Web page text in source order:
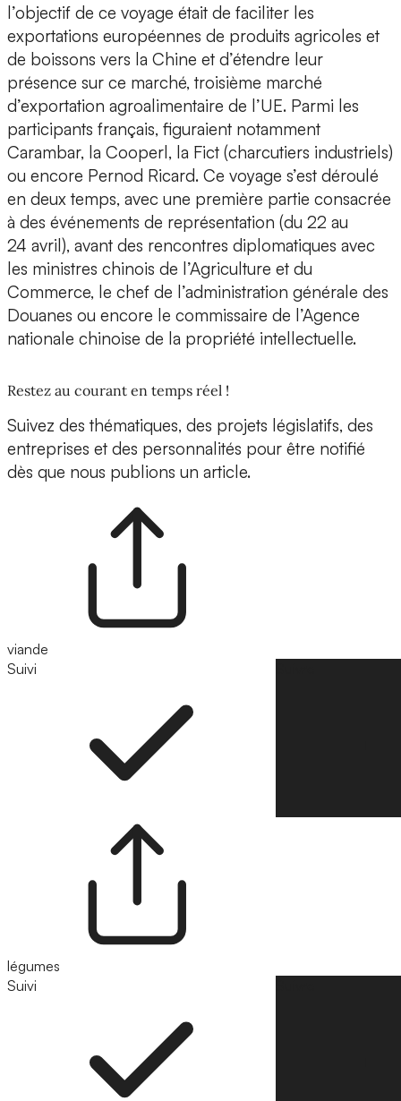
l’objectif de ce voyage était de faciliter les
exportations européennes de produits agricoles et
de boissons vers la Chine et d’étendre leur
présence sur ce marché, troisième marché
d’exportation agroalimentaire de l’UE. Parmi les
participants français, figuraient notamment
Carambar, la Cooperl, la Fict (charcutiers industriels)
ou encore Pernod Ricard. Ce voyage s’est déroulé
en deux temps, avec une première partie consacrée
à des événements de représentation (du 22 au
24 avril), avant des rencontres diplomatiques avec
les ministres chinois de l’Agriculture et du
Commerce, le chef de l’administration générale des
Douanes ou encore le commissaire de l’Agence
nationale chinoise de la propriété intellectuelle.
Restez au courant en temps réel !
Suivez des thématiques, des projets législatifs, des
entreprises et des personnalités pour être notifié
dès que nous publions un article.
viande
Suivi
légumes
Suivi